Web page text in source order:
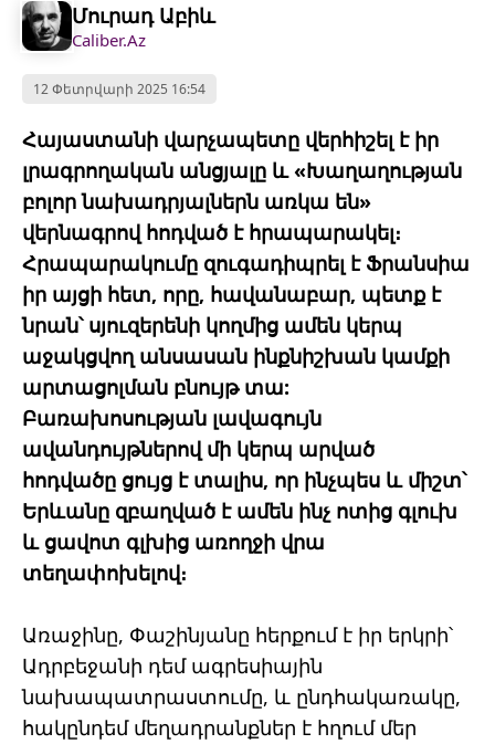
Մուրադ Աբիև
Caliber.Az
12 Փետրվարի 2025 16:54
Հայաստանի վարչապետը վերհիշել է իր
լրագրողական անցյալը և «Խաղաղության
բոլոր նախադրյալներն առկա են»
վերնագրով հոդված է հրապարակել։
Հրապարակումը զուգադիպրել է Ֆրանսիա
իր այցի հետ, որը, հավանաբար, պետք է
նրան՝ սյուզերենի կողմից ամեն կերպ
աջակցվող անսասան ինքնիշխան կամքի
արտացոլման բնույթ տա:
Բառախոսության լավագույն
ավանդույթներով մի կերպ արված
հոդվածը ցույց է տալիս, որ ինչպես և միշտ՝
Երևանը զբաղված է ամեն ինչ ոտից գլուխ
և ցավոտ գլխից առողջի վրա
տեղափոխելով։
Առաջինը, Փաշինյանը հերքում է իր երկրի՝
Ադրբեջանի դեմ ագրեսիային
նախապատրաստումը, և ընդհակառակը,
հակընդեմ մեղադրանքներ է հղում մեր